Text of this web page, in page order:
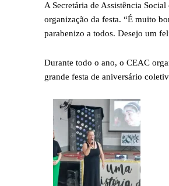
A Secretária de Assistência
organização da festa. “É muito
parabenizo a todos. Desejo um
Durante todo o ano, o CEAC
grande festa de aniversário